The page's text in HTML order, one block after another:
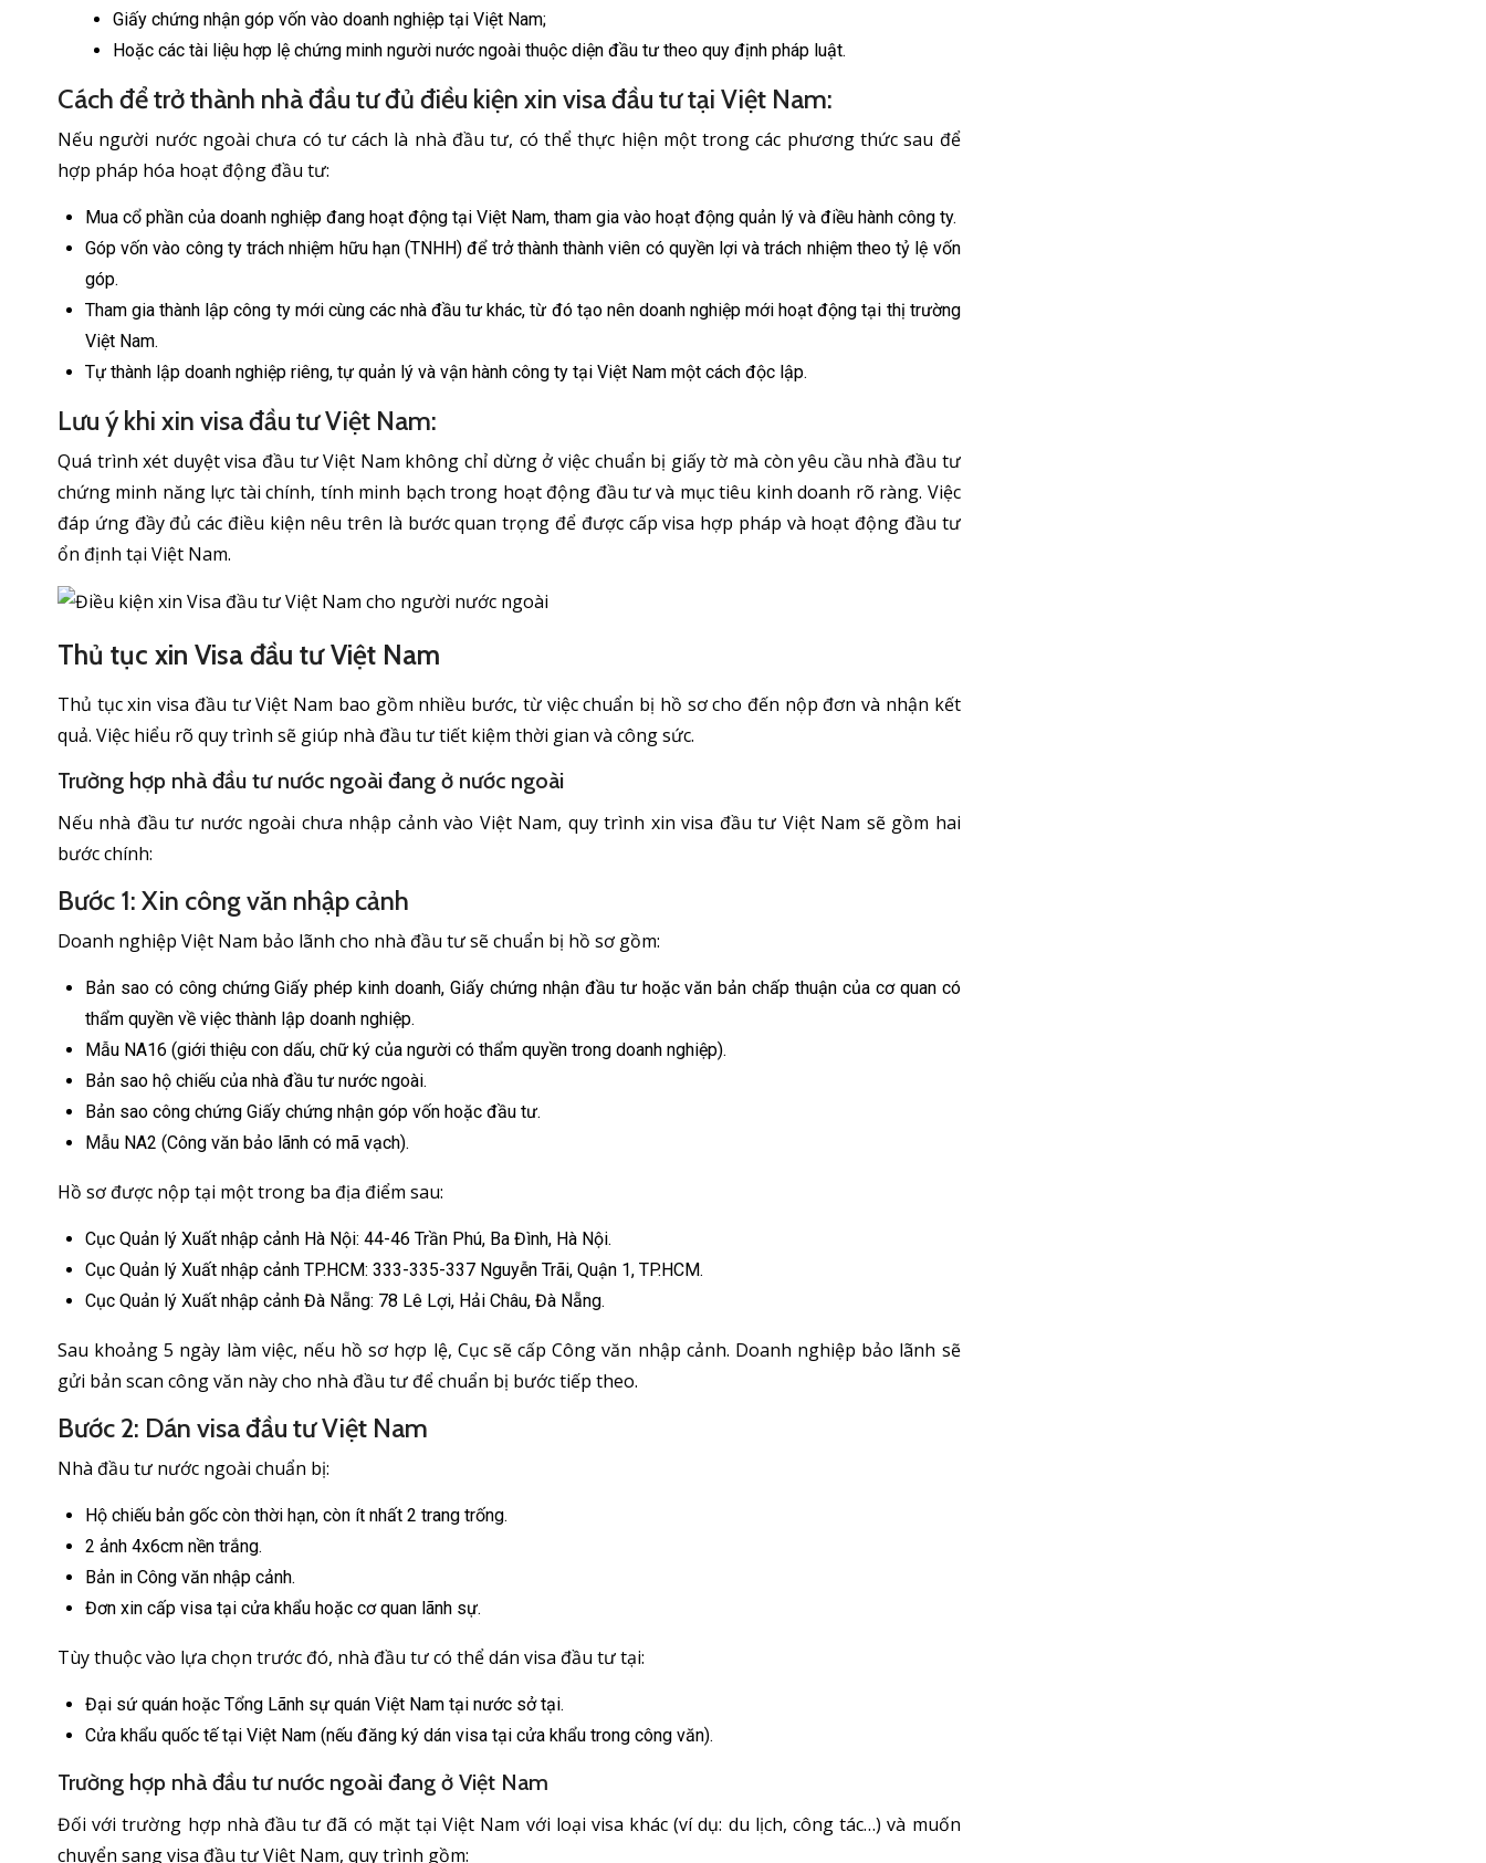
Giấy chứng nhận góp vốn vào doanh nghiệp tại Việt Nam;
Hoặc các tài liệu hợp lệ chứng minh người nước ngoài thuộc diện đầu tư theo quy định pháp luật.
Cách để trở thành nhà đầu tư đủ điều kiện xin visa đầu tư tại Việt Nam:
Nếu người nước ngoài chưa có tư cách là nhà đầu tư, có thể thực hiện một trong các phương thức sau để
hợp pháp hóa hoạt động đầu tư:
Mua cổ phần của doanh nghiệp đang hoạt động tại Việt Nam, tham gia vào hoạt động quản lý và điều hành công ty.
Góp vốn vào công ty trách nhiệm hữu hạn (TNHH) để trở thành thành viên có quyền lợi và trách nhiệm theo tỷ lệ vốn
góp.
Tham gia thành lập công ty mới cùng các nhà đầu tư khác, từ đó tạo nên doanh nghiệp mới hoạt động tại thị trường
Việt Nam.
Tự thành lập doanh nghiệp riêng, tự quản lý và vận hành công ty tại Việt Nam một cách độc lập.
Lưu ý khi xin visa đầu tư Việt Nam:
Quá trình xét duyệt visa đầu tư Việt Nam không chỉ dừng ở việc chuẩn bị giấy tờ mà còn yêu cầu nhà đầu tư
chứng minh năng lực tài chính, tính minh bạch trong hoạt động đầu tư và mục tiêu kinh doanh rõ ràng. Việc
đáp ứng đầy đủ các điều kiện nêu trên là bước quan trọng để được cấp visa hợp pháp và hoạt động đầu tư
ổn định tại Việt Nam.
Thủ tục xin Visa đầu tư Việt Nam
Thủ tục xin visa đầu tư Việt Nam bao gồm nhiều bước, từ việc chuẩn bị hồ sơ cho đến nộp đơn và nhận kết
quả. Việc hiểu rõ quy trình sẽ giúp nhà đầu tư tiết kiệm thời gian và công sức.
Trường hợp nhà đầu tư nước ngoài đang ở nước ngoài
Nếu nhà đầu tư nước ngoài chưa nhập cảnh vào Việt Nam, quy trình xin visa đầu tư Việt Nam sẽ gồm hai
bước chính:
Bước 1: Xin công văn nhập cảnh
Doanh nghiệp Việt Nam bảo lãnh cho nhà đầu tư sẽ chuẩn bị hồ sơ gồm:
Bản sao có công chứng Giấy phép kinh doanh, Giấy chứng nhận đầu tư hoặc văn bản chấp thuận của cơ quan có
thẩm quyền về việc thành lập doanh nghiệp.
Mẫu NA16 (giới thiệu con dấu, chữ ký của người có thẩm quyền trong doanh nghiệp).
Bản sao hộ chiếu của nhà đầu tư nước ngoài.
Bản sao công chứng Giấy chứng nhận góp vốn hoặc đầu tư.
Mẫu NA2 (Công văn bảo lãnh có mã vạch).
Hồ sơ được nộp tại một trong ba địa điểm sau:
Cục Quản lý Xuất nhập cảnh Hà Nội: 44-46 Trần Phú, Ba Đình, Hà Nội.
Cục Quản lý Xuất nhập cảnh TP.HCM: 333-335-337 Nguyễn Trãi, Quận 1, TP.HCM.
Cục Quản lý Xuất nhập cảnh Đà Nẵng: 78 Lê Lợi, Hải Châu, Đà Nẵng.
Sau khoảng 5 ngày làm việc, nếu hồ sơ hợp lệ, Cục sẽ cấp Công văn nhập cảnh. Doanh nghiệp bảo lãnh sẽ
gửi bản scan công văn này cho nhà đầu tư để chuẩn bị bước tiếp theo.
Bước 2: Dán visa đầu tư Việt Nam
Nhà đầu tư nước ngoài chuẩn bị:
Hộ chiếu bản gốc còn thời hạn, còn ít nhất 2 trang trống.
2 ảnh 4x6cm nền trắng.
Bản in Công văn nhập cảnh.
Đơn xin cấp visa tại cửa khẩu hoặc cơ quan lãnh sự.
Tùy thuộc vào lựa chọn trước đó, nhà đầu tư có thể dán visa đầu tư tại:
Đại sứ quán hoặc Tổng Lãnh sự quán Việt Nam tại nước sở tại.
Cửa khẩu quốc tế tại Việt Nam (nếu đăng ký dán visa tại cửa khẩu trong công văn).
Trường hợp nhà đầu tư nước ngoài đang ở Việt Nam
Đối với trường hợp nhà đầu tư đã có mặt tại Việt Nam với loại visa khác (ví dụ: du lịch, công tác…) và muốn
chuyển sang visa đầu tư Việt Nam, quy trình gồm: